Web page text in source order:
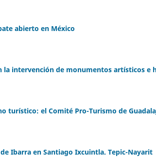
abierto en México
la intervención de monumentos artísticos e
turístico: el Comité Pro-Turismo de
Ibarra en Santiago Ixcuintla. Tepic-Nayarit